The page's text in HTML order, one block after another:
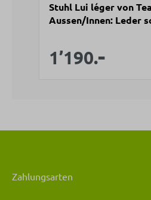
Stuhl Lui léger von
Aussen/Innen: Leder
1’190.-
Zahlungsarten